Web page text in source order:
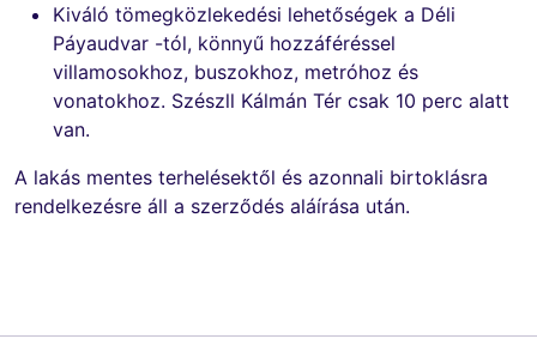
Kiváló tömegközlekedési lehetőségek a Déli
Páyaudvar -tól, könnyű hozzáféréssel
villamosokhoz, buszokhoz, metróhoz és
vonatokhoz. Szészll Kálmán Tér csak 10 perc alatt
van.
A lakás mentes terhelésektől és azonnali birtoklásra
rendelkezésre áll a szerződés aláírása után.